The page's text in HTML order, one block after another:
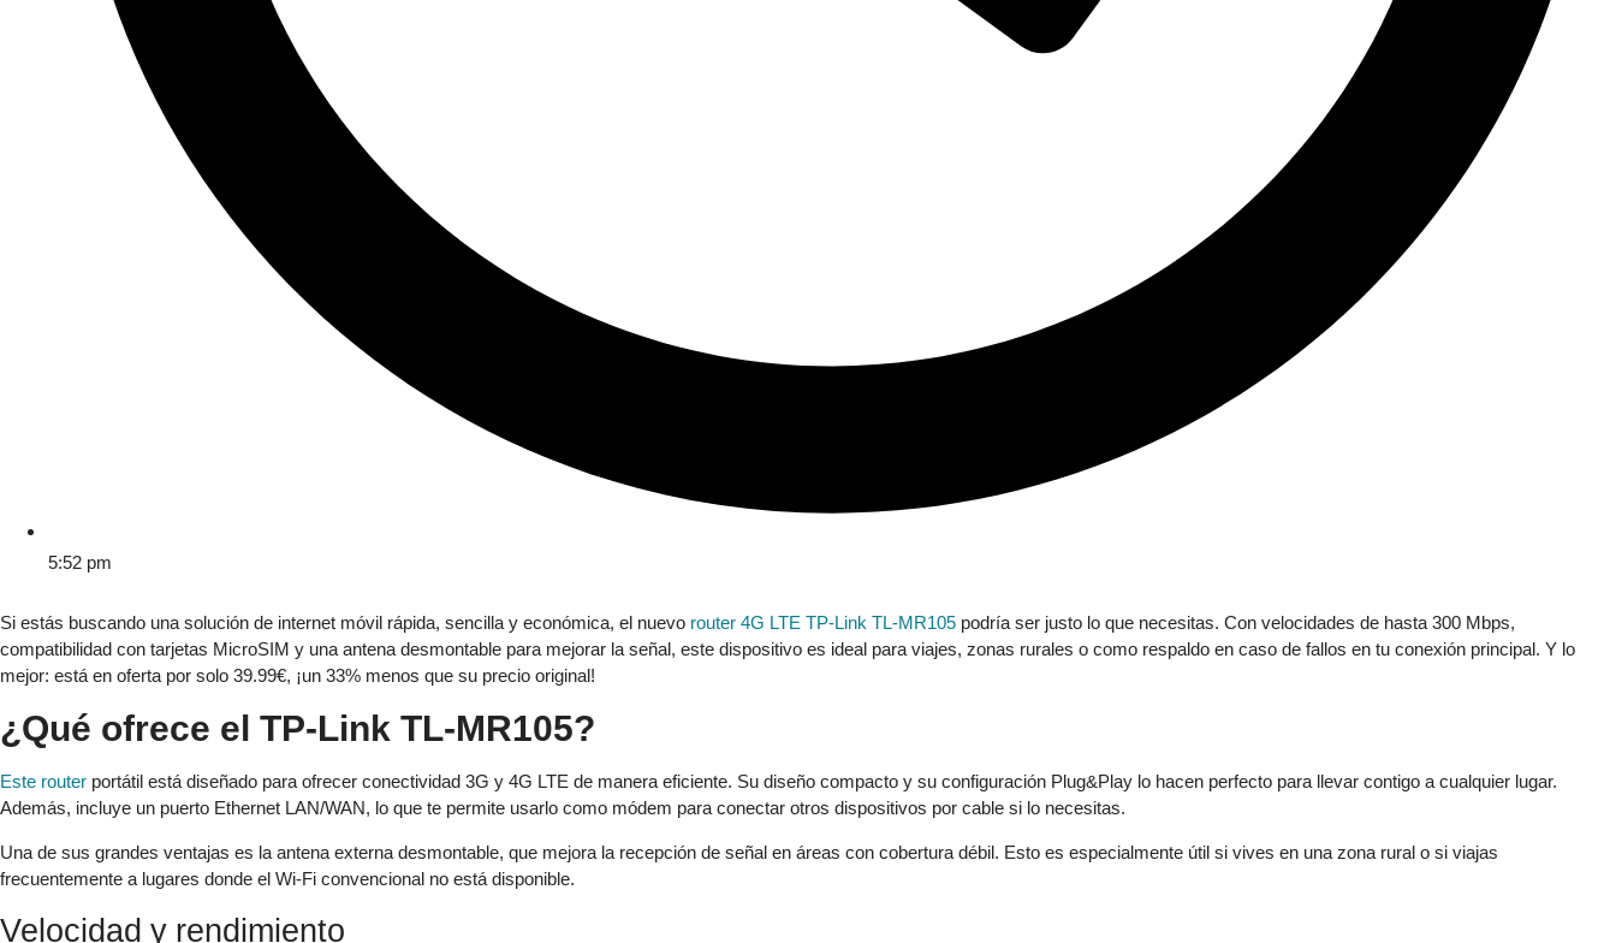
5:52 pm
Si estás buscando una solución de internet móvil rápida, sencilla y económica, el nuevo router 4G LTE TP-Link TL-MR105 podría ser justo lo que necesitas. Con velocidades de hasta 300 Mbps,
compatibilidad con tarjetas MicroSIM y una antena desmontable para mejorar la señal, este dispositivo es ideal para viajes, zonas rurales o como respaldo en caso de fallos en tu conexión principal. Y lo
mejor: está en oferta por solo 39.99€, ¡un 33% menos que su precio original!
¿Qué ofrece el TP-Link TL-MR105?
Este router portátil está diseñado para ofrecer conectividad 3G y 4G LTE de manera eficiente. Su diseño compacto y su configuración Plug&Play lo hacen perfecto para llevar contigo a cualquier lugar.
Además, incluye un puerto Ethernet LAN/WAN, lo que te permite usarlo como módem para conectar otros dispositivos por cable si lo necesitas.
Una de sus grandes ventajas es la antena externa desmontable, que mejora la recepción de señal en áreas con cobertura débil. Esto es especialmente útil si vives en una zona rural o si viajas
frecuentemente a lugares donde el Wi-Fi convencional no está disponible.
Velocidad y rendimiento